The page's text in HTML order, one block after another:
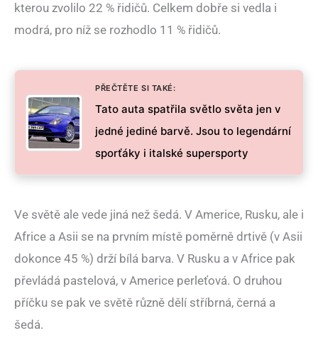
kterou zvolilo 22 % řidičů. Celkem dobře si vedla i
modrá, pro níž se rozhodlo 11 % řidičů.
PŘEČTĚTE SI TAKÉ:
Tato auta spatřila světlo světa jen v
jedné jediné barvě. Jsou to legendární
sporťáky i italské supersporty
Ve světě ale vede jiná než šedá. V Americe, Rusku, ale i
Africe a Asii se na prvním místě poměrně drtivě (v Asii
dokonce 45 %) drží bílá barva. V Rusku a v Africe pak
převládá pastelová, v Americe perleťová. O druhou
příčku se pak ve světě různě dělí stříbrná, černá a
šedá.